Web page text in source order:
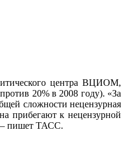
центра ВЦИОМ,
20% в 2008 году). «За
сложности нецензурная
прибегают к нецензурной
— пишет ТАСС.